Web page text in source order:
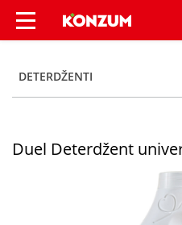
Duel
DETERDŽENTI
Duel Deterdžent